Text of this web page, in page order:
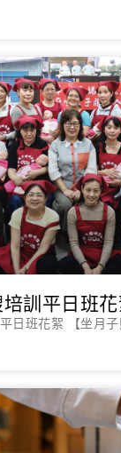
訓平日班花
日班花絮 【坐月子